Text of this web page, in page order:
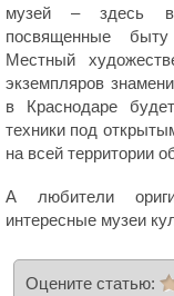
музей – здесь
посвященные
Местный
экземпляров
в Краснодаре
техники под
на всей территории
А любители
интересные музеи
Оцените статью: